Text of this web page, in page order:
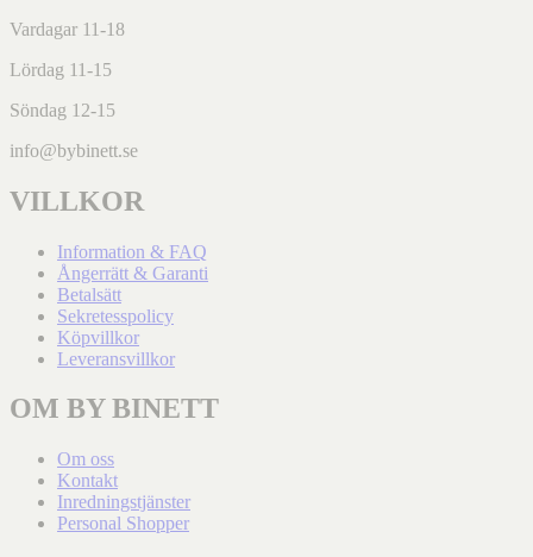
Vardagar 11-18
Lördag 11-15
Söndag 12-15
info@bybinett.se
VILLKOR
Information & FAQ
Ångerrätt & Garanti
Betalsätt
Sekretesspolicy
Köpvillkor
Leveransvillkor
OM BY BINETT
Om oss
Kontakt
Inredningstjänster
Personal Shopper